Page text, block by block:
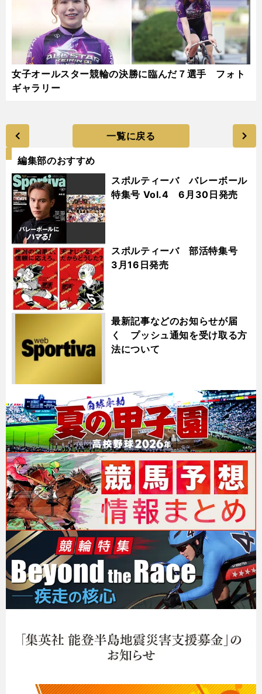
女子オールスター競輪の決勝に臨んだ７選手 フォト
ギャラリー
一覧に戻る
編集部のおすすめ
スポルティーバ バレーボール
特集号 Vol.4 6月30日発売
スポルティーバ 部活特集号
3月16日発売
最新記事などのお知らせが届
く プッシュ通知を受け取る方
法について